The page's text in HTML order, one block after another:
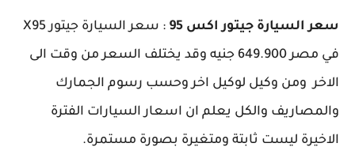
سعر السيارة جيتور اكس 95
: سعر السيارة جيتور X95
في مصر 649.900 جنيه وقد يختلف السعر من وقت الى
الاخر ومن وكيل لوكيل اخر وحسب رسوم الجمارك
والمصاريف والكل يعلم ان اسعار السيارات الفترة
الاخيرة ليست ثابتة ومتغيرة بصورة مستمرة.